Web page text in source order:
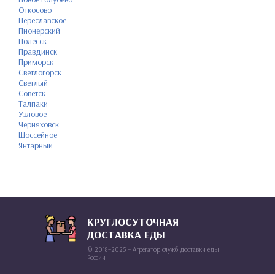
Откосово
Переславское
Пионерский
Полесск
Правдинск
Приморск
Светлогорск
Светлый
Советск
Талпаки
Узловое
Черняховск
Шоссейное
Янтарный
КРУГЛОСУТОЧНАЯ
ДОСТАВКА ЕДЫ
© 2018–2025 – Агрегатор служб доставки еды
России